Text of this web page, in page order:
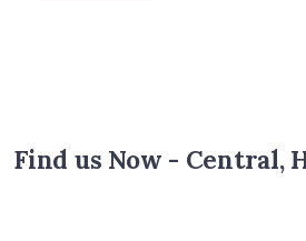
Find us Now - Central,